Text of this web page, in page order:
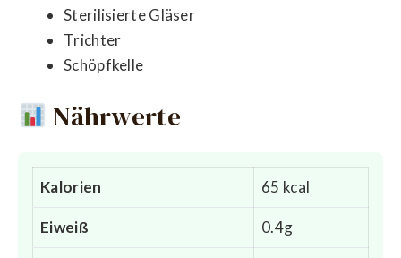
Sterilisierte Gläser
Trichter
Schöpfkelle
Nährwerte
Kalorien 65 kcal
Eiweiß 0.4g